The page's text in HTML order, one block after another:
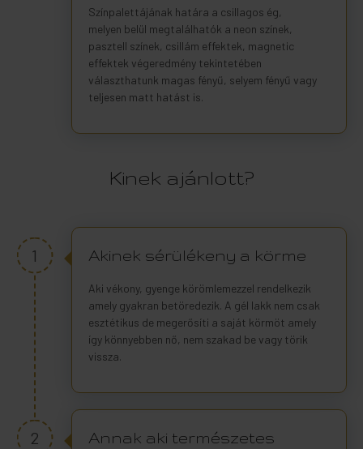
Színpalettájának határa a csillagos ég,
melyen belül megtalálhatók a neon színek,
pasztell színek, csillám effektek, magnetic
effektek végeredmény tekintetében
választhatunk magas fényű, selyem fényű vagy
teljesen matt hatást is.
Kinek ajánlott?
Akinek sérülékeny a körme
Aki vékony, gyenge körömlemezzel rendelkezik
amely gyakran betöredezik. A gél lakk nem csak
esztétikus de megerősíti a saját körmöt amely
így könnyebben nő, nem szakad be vagy törik
vissza.
1
Annak aki természetes
2